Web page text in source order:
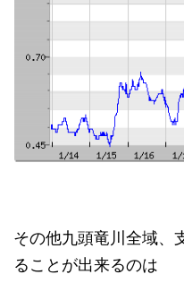
その他九頭竜川全域、
ることが出来るのは